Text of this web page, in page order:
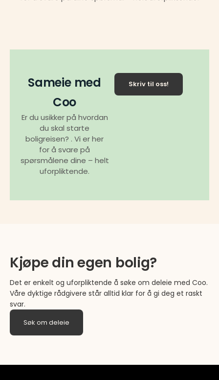
Sameie med
Coo
Er du usikker på hvordan
du skal starte
boligreisen? . Vi er her
for å svare på
spørsmålene dine – helt
uforpliktende.
Skriv til oss!
Kjøpe din egen bolig?
Det er enkelt og uforpliktende å søke om deleie med Coo.
Våre dyktige rådgivere står alltid klar for å gi deg et raskt
svar.
Søk om deleie